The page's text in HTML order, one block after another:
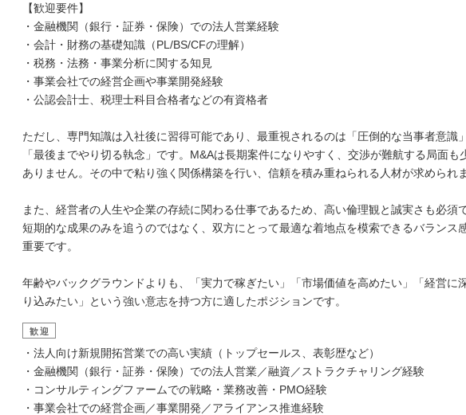
【歓迎要件】
・金融機関（銀行・証券・保険）での法人営業経験
・会計・財務の基礎知識（PL/BS/CFの理解）
・税務・法務・事業分析に関する知見
・事業会社での経営企画や事業開発経験
・公認会計士、税理士科目合格者などの有資格者
ただし、専門知識は入社後に習得可能であり、最重視されるのは「圧倒的な当事者意識
「最後までやり切る執念」です。M&Aは長期案件になりやすく、交渉が難航する局面も
ありません。その中で粘り強く関係構築を行い、信頼を積み重ねられる人材が求められま
また、経営者の人生や企業の存続に関わる仕事であるため、高い倫理観と誠実さも必須で
短期的な成果のみを追うのではなく、双方にとって最適な着地点を模索できるバランス
重要です。
年齢やバックグラウンドよりも、「実力で稼ぎたい」「市場価値を高めたい」「経営に
り込みたい」という強い意志を持つ方に適したポジションです。
歓迎
・法人向け新規開拓営業での高い実績（トップセールス、表彰歴など）
・金融機関（銀行・証券・保険）での法人営業／融資／ストラクチャリング経験
・コンサルティングファームでの戦略・業務改善・PMO経験
・事業会社での経営企画／事業開発／アライアンス推進経験